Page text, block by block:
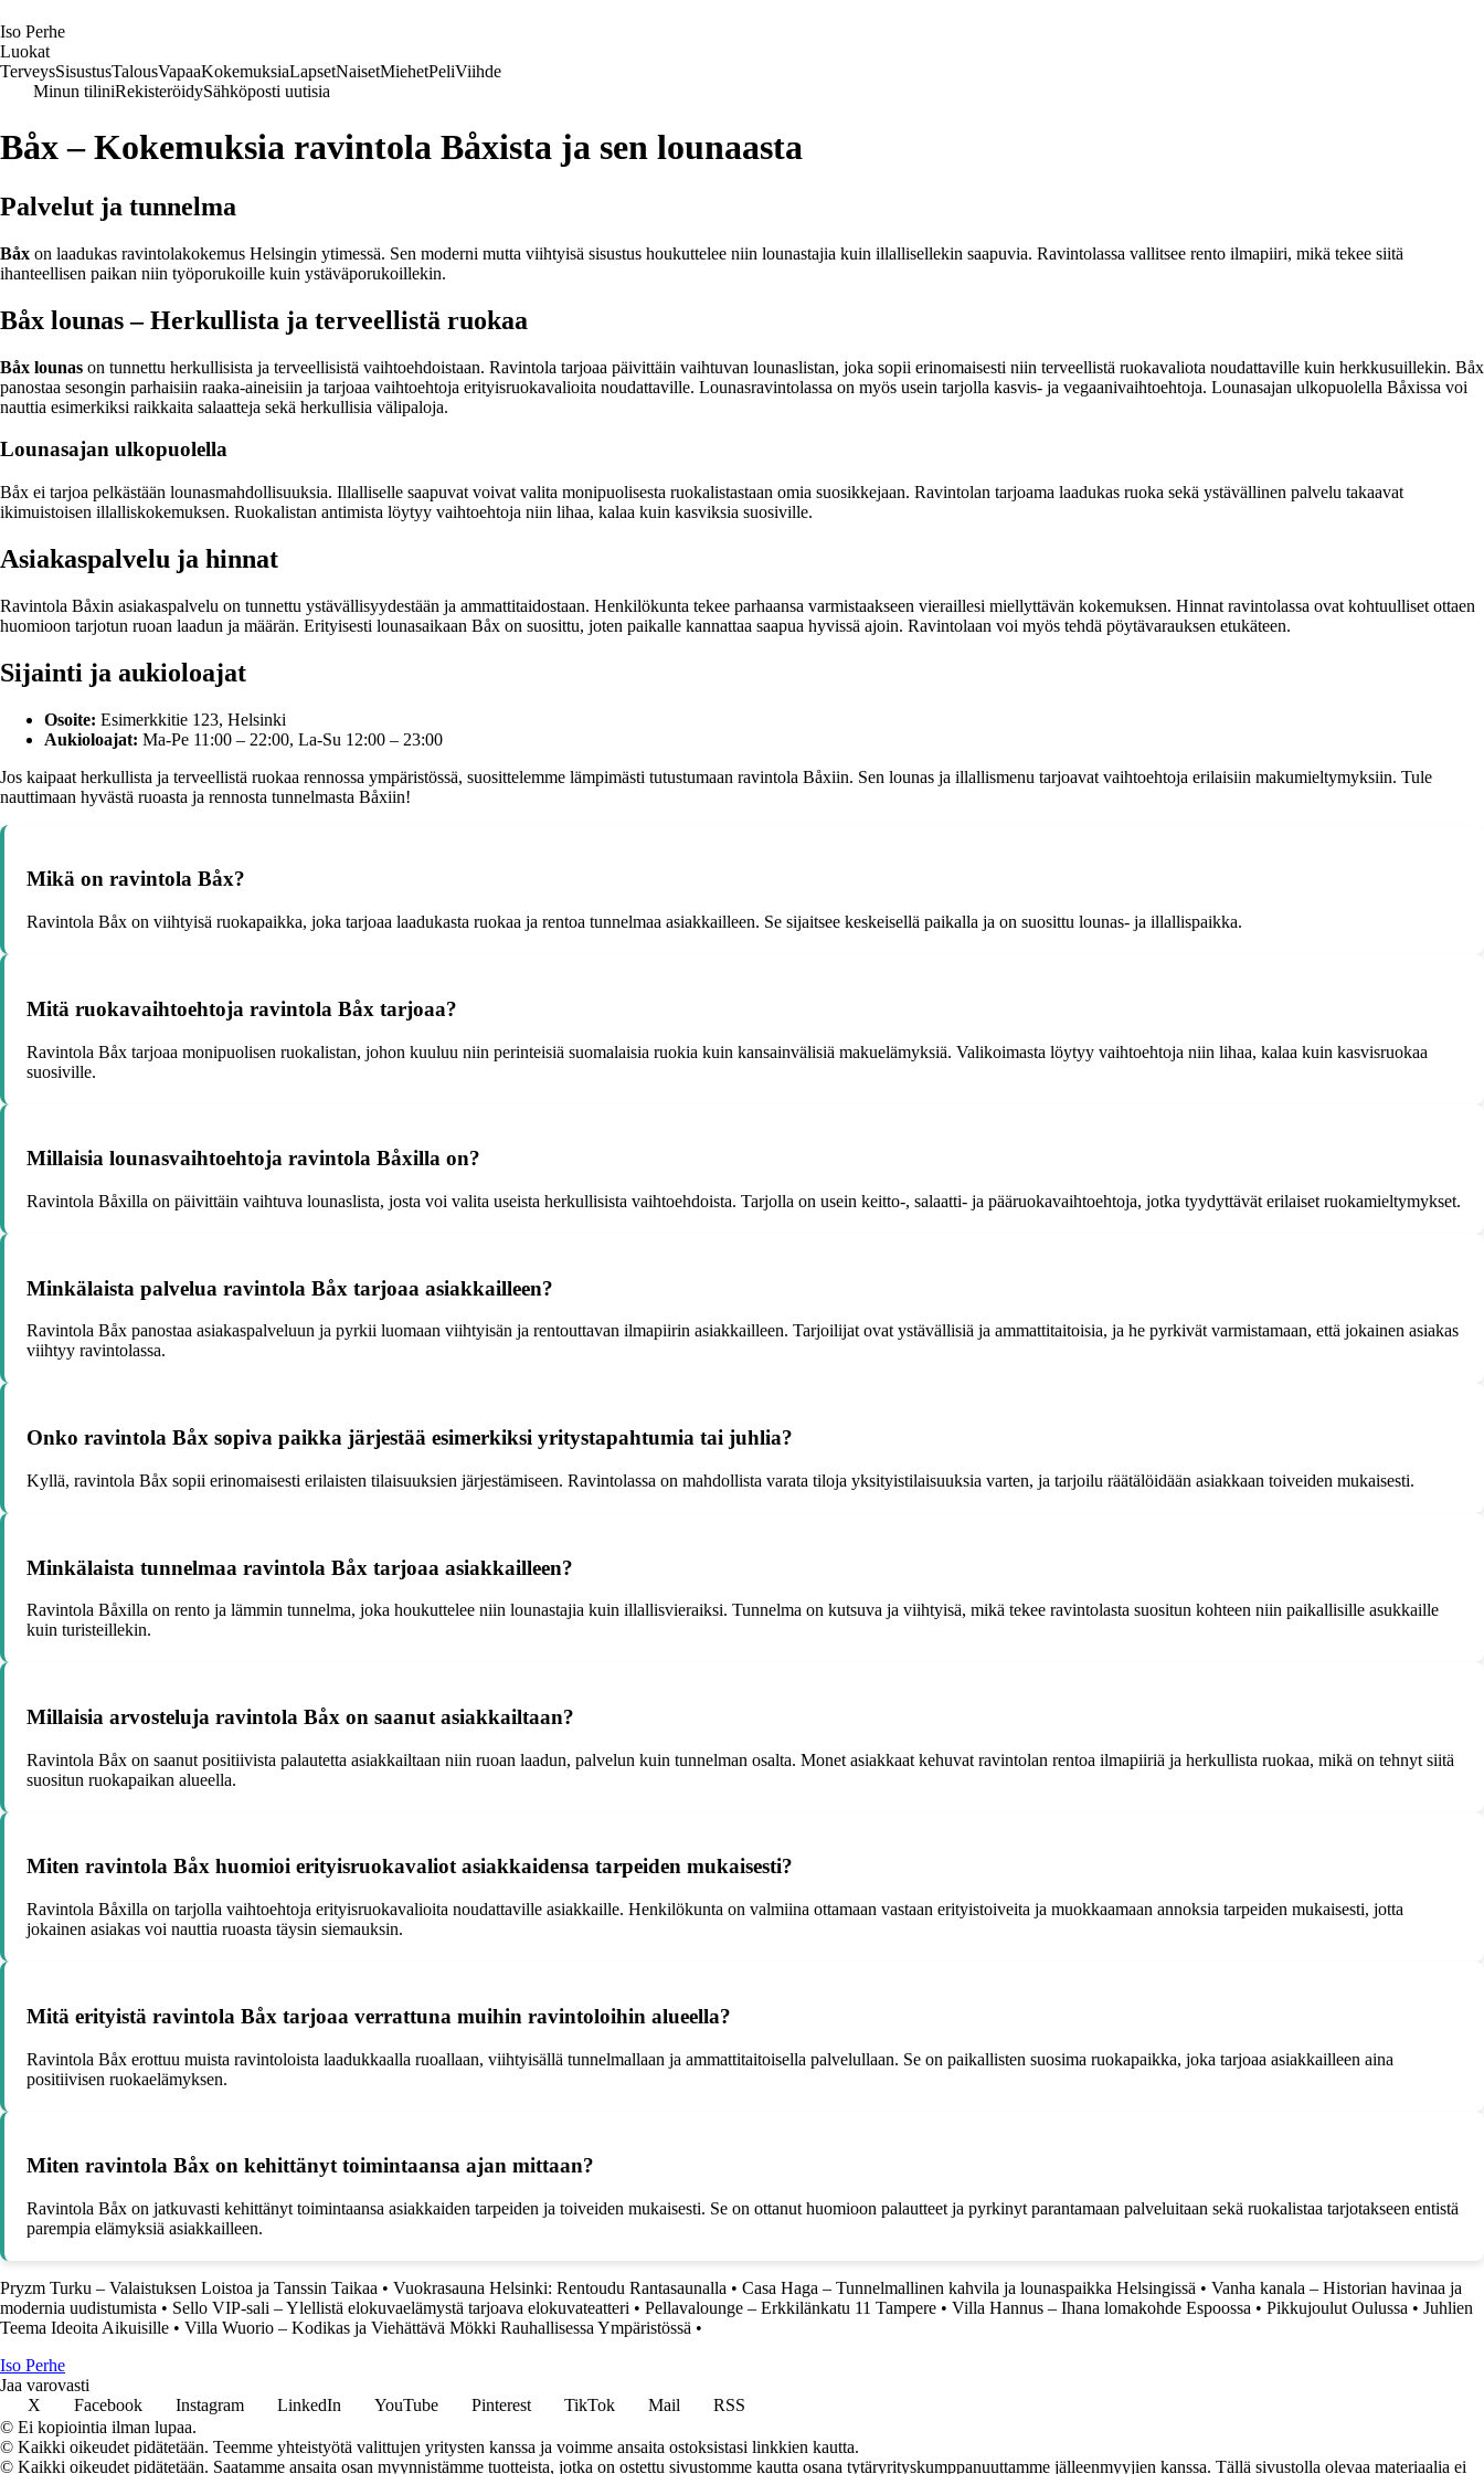
Iso Perhe
Luokat
TerveysSisustusTalousVapaaKokemuksiaLapsetNaisetMiehetPeliViihde
Minun tiliniRekisteröidySähköposti uutisia
Båx – Kokemuksia ravintola Båxista ja sen lounaasta
Palvelut ja tunnelma
Båx on laadukas ravintolakokemus Helsingin ytimessä. Sen moderni mutta viihtyisä sisustus houkuttelee niin lounastajia kuin illallisellekin saapuvia. Ravintolassa vallitsee rento ilmapiiri, mikä tekee siitä
ihanteellisen paikan niin työporukoille kuin ystäväporukoillekin.
Båx lounas – Herkullista ja terveellistä ruokaa
Båx lounas on tunnettu herkullisista ja terveellisistä vaihtoehdoistaan. Ravintola tarjoaa päivittäin vaihtuvan lounaslistan, joka sopii erinomaisesti niin terveellistä ruokavaliota noudattaville kuin herkkusuillekin. Båx
panostaa sesongin parhaisiin raaka-aineisiin ja tarjoaa vaihtoehtoja erityisruokavalioita noudattaville. Lounasravintolassa on myös usein tarjolla kasvis- ja vegaanivaihtoehtoja. Lounasajan ulkopuolella Båxissa voi
nauttia esimerkiksi raikkaita salaatteja sekä herkullisia välipaloja.
Lounasajan ulkopuolella
Båx ei tarjoa pelkästään lounasmahdollisuuksia. Illalliselle saapuvat voivat valita monipuolisesta ruokalistastaan omia suosikkejaan. Ravintolan tarjoama laadukas ruoka sekä ystävällinen palvelu takaavat
ikimuistoisen illalliskokemuksen. Ruokalistan antimista löytyy vaihtoehtoja niin lihaa, kalaa kuin kasviksia suosiville.
Asiakaspalvelu ja hinnat
Ravintola Båxin asiakaspalvelu on tunnettu ystävällisyydestään ja ammattitaidostaan. Henkilökunta tekee parhaansa varmistaakseen vieraillesi miellyttävän kokemuksen. Hinnat ravintolassa ovat kohtuulliset ottaen
huomioon tarjotun ruoan laadun ja määrän. Erityisesti lounasaikaan Båx on suosittu, joten paikalle kannattaa saapua hyvissä ajoin. Ravintolaan voi myös tehdä pöytävarauksen etukäteen.
Sijainti ja aukioloajat
Osoite: Esimerkkitie 123, Helsinki
Aukioloajat: Ma-Pe 11:00 – 22:00, La-Su 12:00 – 23:00
Jos kaipaat herkullista ja terveellistä ruokaa rennossa ympäristössä, suosittelemme lämpimästi tutustumaan ravintola Båxiin. Sen lounas ja illallismenu tarjoavat vaihtoehtoja erilaisiin makumieltymyksiin. Tule
nauttimaan hyvästä ruoasta ja rennosta tunnelmasta Båxiin!
Mikä on ravintola Båx?
Ravintola Båx on viihtyisä ruokapaikka, joka tarjoaa laadukasta ruokaa ja rentoa tunnelmaa asiakkailleen. Se sijaitsee keskeisellä paikalla ja on suosittu lounas- ja illallispaikka.
Mitä ruokavaihtoehtoja ravintola Båx tarjoaa?
Ravintola Båx tarjoaa monipuolisen ruokalistan, johon kuuluu niin perinteisiä suomalaisia ruokia kuin kansainvälisiä makuelämyksiä. Valikoimasta löytyy vaihtoehtoja niin lihaa, kalaa kuin kasvisruokaa
suosiville.
Millaisia lounasvaihtoehtoja ravintola Båxilla on?
Ravintola Båxilla on päivittäin vaihtuva lounaslista, josta voi valita useista herkullisista vaihtoehdoista. Tarjolla on usein keitto-, salaatti- ja pääruokavaihtoehtoja, jotka tyydyttävät erilaiset ruokamieltymykset.
Minkälaista palvelua ravintola Båx tarjoaa asiakkailleen?
Ravintola Båx panostaa asiakaspalveluun ja pyrkii luomaan viihtyisän ja rentouttavan ilmapiirin asiakkailleen. Tarjoilijat ovat ystävällisiä ja ammattitaitoisia, ja he pyrkivät varmistamaan, että jokainen asiakas
viihtyy ravintolassa.
Onko ravintola Båx sopiva paikka järjestää esimerkiksi yritystapahtumia tai juhlia?
Kyllä, ravintola Båx sopii erinomaisesti erilaisten tilaisuuksien järjestämiseen. Ravintolassa on mahdollista varata tiloja yksityistilaisuuksia varten, ja tarjoilu räätälöidään asiakkaan toiveiden mukaisesti.
Minkälaista tunnelmaa ravintola Båx tarjoaa asiakkailleen?
Ravintola Båxilla on rento ja lämmin tunnelma, joka houkuttelee niin lounastajia kuin illallisvieraiksi. Tunnelma on kutsuva ja viihtyisä, mikä tekee ravintolasta suositun kohteen niin paikallisille asukkaille
kuin turisteillekin.
Millaisia arvosteluja ravintola Båx on saanut asiakkailtaan?
Ravintola Båx on saanut positiivista palautetta asiakkailtaan niin ruoan laadun, palvelun kuin tunnelman osalta. Monet asiakkaat kehuvat ravintolan rentoa ilmapiiriä ja herkullista ruokaa, mikä on tehnyt siitä
suositun ruokapaikan alueella.
Miten ravintola Båx huomioi erityisruokavaliot asiakkaidensa tarpeiden mukaisesti?
Ravintola Båxilla on tarjolla vaihtoehtoja erityisruokavalioita noudattaville asiakkaille. Henkilökunta on valmiina ottamaan vastaan erityistoiveita ja muokkaamaan annoksia tarpeiden mukaisesti, jotta
jokainen asiakas voi nauttia ruoasta täysin siemauksin.
Mitä erityistä ravintola Båx tarjoaa verrattuna muihin ravintoloihin alueella?
Ravintola Båx erottuu muista ravintoloista laadukkaalla ruoallaan, viihtyisällä tunnelmallaan ja ammattitaitoisella palvelullaan. Se on paikallisten suosima ruokapaikka, joka tarjoaa asiakkailleen aina
positiivisen ruokaelämyksen.
Miten ravintola Båx on kehittänyt toimintaansa ajan mittaan?
Ravintola Båx on jatkuvasti kehittänyt toimintaansa asiakkaiden tarpeiden ja toiveiden mukaisesti. Se on ottanut huomioon palautteet ja pyrkinyt parantamaan palveluitaan sekä ruokalistaa tarjotakseen entistä
parempia elämyksiä asiakkailleen.
Pryzm Turku – Valaistuksen Loistoa ja Tanssin Taikaa • Vuokrasauna Helsinki: Rentoudu Rantasaunalla • Casa Haga – Tunnelmallinen kahvila ja lounaspaikka Helsingissä • Vanha kanala – Historian havinaa ja
modernia uudistumista • Sello VIP-sali – Ylellistä elokuvaelämystä tarjoava elokuvateatteri • Pellavalounge – Erkkilänkatu 11 Tampere • Villa Hannus – Ihana lomakohde Espoossa • Pikkujoulut Oulussa • Juhlien
Teema Ideoita Aikuisille • Villa Wuorio – Kodikas ja Viehättävä Mökki Rauhallisessa Ympäristössä •
Iso Perhe
Jaa varovasti
X
Facebook Instagram LinkedIn YouTube Pinterest TikTok Mail
RSS
© Ei kopiointia ilman lupaa.
© Kaikki oikeudet pidätetään. Teemme yhteistyötä valittujen yritysten kanssa ja voimme ansaita ostoksistasi linkkien kautta.
© Kaikki oikeudet pidätetään. Saatamme ansaita osan myynnistämme tuotteista, jotka on ostettu sivustomme kautta osana tytäryrityskumppanuuttamme jälleenmyyjien kanssa. Tällä sivustolla olevaa materiaalia ei